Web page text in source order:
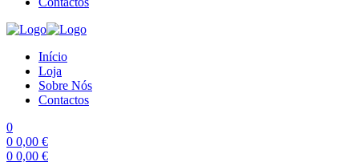
Início
Loja
Sobre Nós
Contactos
0
0 0,00 €
0 0,00 €